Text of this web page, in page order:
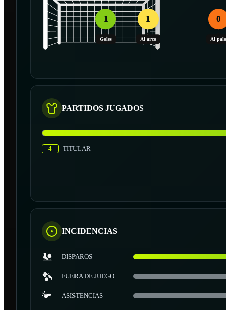
1
Goles
1
Al arco
0
Al palo
PARTIDOS JUGADOS
4 TITULAR
INCIDENCIAS
DISPAROS
FUERA DE JUEGO
ASISTENCIAS